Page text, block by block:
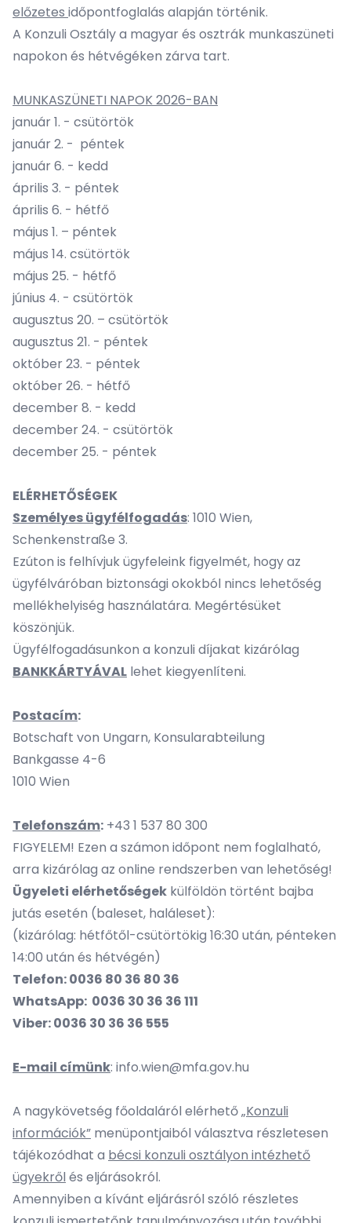
előzetes időpontfoglalás alapján történik.
A Konzuli Osztály a magyar és osztrák munkaszüneti
napokon és hétvégéken zárva tart.
MUNKASZÜNETI NAPOK 2026-BAN
január 1. - csütörtök
január 2. - péntek
január 6. - kedd
április 3. - péntek
április 6. - hétfő
május 1. – péntek
május 14. csütörtök
május 25. - hétfő
június 4. - csütörtök
augusztus 20. – csütörtök
augusztus 21. - péntek
október 23. - péntek
október 26. - hétfő
december 8. - kedd
december 24. - csütörtök
december 25. - péntek
ELÉRHETŐSÉGEK
Személyes ügyfélfogadás: 1010 Wien,
Schenkenstraße 3.
Ezúton is felhívjuk ügyfeleink figyelmét, hogy az
ügyfélváróban biztonsági okokból nincs lehetőség
mellékhelyiség használatára. Megértésüket
köszönjük.
Ügyfélfogadásunkon a konzuli díjakat kizárólag
BANKKÁRTYÁVAL lehet kiegyenlíteni.
Postacím:
Botschaft von Ungarn, Konsularabteilung
Bankgasse 4-6
1010 Wien
Telefonszám: +43 1 537 80 300
FIGYELEM! Ezen a számon időpont nem foglalható,
arra kizárólag az online rendszerben van lehetőség!
Ügyeleti elérhetőségek külföldön történt bajba
jutás esetén (baleset, haláleset):
(kizárólag: hétfőtől-csütörtökig 16:30 után, pénteken
14:00 után és hétvégén)
Telefon: 0036 80 36 80 36
WhatsApp: 0036 30 36 36 111
Viber: 0036 30 36 36 555
E-mail címünk: info.wien@mfa.gov.hu
A nagykövetség főoldaláról elérhető„Konzuli
információk” menüpontjaiból választva részletesen
tájékozódhat a bécsi konzuli osztályon intézhető
ügyekről és eljárásokról.
Amennyiben a kívánt eljárásról szóló részletes